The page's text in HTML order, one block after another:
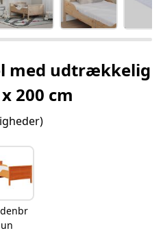
med udtrækkelig
200 cm
un